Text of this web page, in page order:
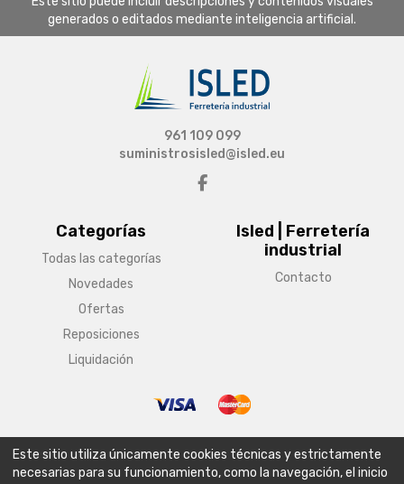
generados o editados mediante inteligencia artificial.
Categorías
Todas las categorías
Novedades
Ofertas
Reposiciones
Liquidación
Isled | Ferretería
industrial
Contacto
961 109 099
suministrosisled@isled.eu
Aviso legal Condiciones generales de venta Política de envío
Este sitio utiliza únicamente cookies técnicas y estrictamente
necesarias para su funcionamiento, como la navegación, el inicio